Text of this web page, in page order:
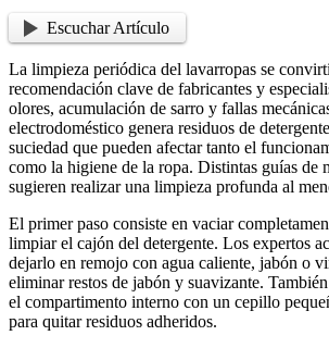
Escuchar Artículo
La limpieza periódica del lavarropas se
recomendación clave de fabricantes y
olores, acumulación de sarro y fallas
electrodoméstico genera residuos de
suciedad que pueden afectar tanto el
como la higiene de la ropa. Distintas guías de
sugieren realizar una limpieza profunda al
El primer paso consiste en vaciar
limpiar el cajón del detergente. Los expertos
dejarlo en remojo con agua caliente, jabón o
eliminar restos de jabón y suavizante.
el compartimento interno con un cepillo
para quitar residuos adheridos.